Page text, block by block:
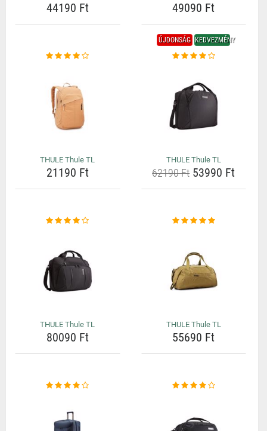
44190 Ft 49090 Ft
THULE Thule TL
21190 Ft
ÚJDONSÁG KEDVEZMÉNY
THULE Thule TL
62190 Ft53990 Ft
THULE Thule TL
80090 Ft
THULE Thule TL
55690 Ft